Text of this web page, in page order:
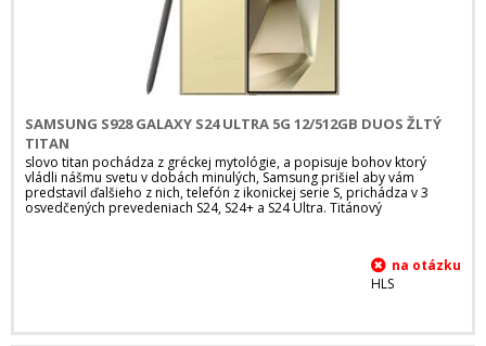
SAMSUNG S928 GALAXY S24 ULTRA 5G 12/512GB DUOS ŽLTÝ
TITAN
slovo titan pochádza z gréckej mytológie, a popisuje bohov ktorý
vládli nášmu svetu v dobách minulých, Samsung prišiel aby vám
predstavil ďalšieho z nich, telefón z ikonickej serie S, prichádza v 3
osvedčených prevedeniach S24, S24+ a S24 Ultra. Titánový
HLS